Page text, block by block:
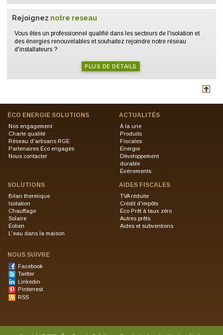
Rejoignez notre reseau
Vous êtes un professionnel qualifié dans les secteurs de l'isolation et
des énergies renouvelables et souhaitez rejoindre notre réseau
d'installateurs ?
PLUS DE DÉTAILS
ÉCO ENERGIE SOLUTIONS
Nos engagement
Charte qualité
Réseau d'artisans RGE
Partenaires Éco engagés
Nous contacter
ACTUALITÉS
À la une
Produits
Fiscales
Énergie
Développement
durable
Événements
SOLUTIONS
Bilan thermique
Isolation
Chauffage
Solaire
Éolien
L'eau dans la maison
AIDES FISCALES
TVA réduite
Crédit d'impôts
Éco Prêt à taux zéro
Autres prêts
Aides et subventions
NOUS SUIVRE
Facebook
Twitter
Linkedin
Pinterrest
RSS